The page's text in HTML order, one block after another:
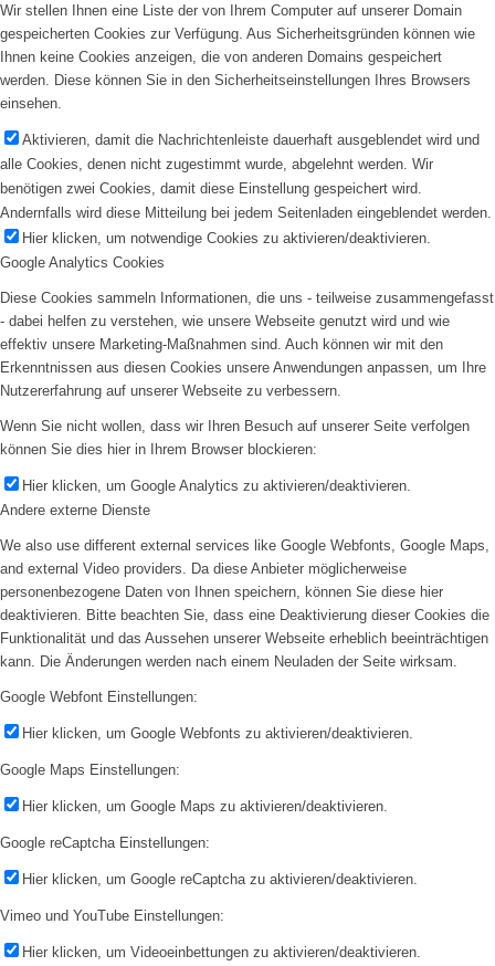
Wir stellen Ihnen eine Liste der von Ihrem Computer auf unserer Domain
gespeicherten Cookies zur Verfügung. Aus Sicherheitsgründen können wie
Ihnen keine Cookies anzeigen, die von anderen Domains gespeichert
werden. Diese können Sie in den Sicherheitseinstellungen Ihres Browsers
einsehen.
Aktivieren, damit die Nachrichtenleiste dauerhaft ausgeblendet wird und
alle Cookies, denen nicht zugestimmt wurde, abgelehnt werden. Wir
benötigen zwei Cookies, damit diese Einstellung gespeichert wird.
Andernfalls wird diese Mitteilung bei jedem Seitenladen eingeblendet werden.
Hier klicken, um notwendige Cookies zu aktivieren/deaktivieren.
Google Analytics Cookies
Diese Cookies sammeln Informationen, die uns - teilweise zusammengefasst
- dabei helfen zu verstehen, wie unsere Webseite genutzt wird und wie
effektiv unsere Marketing-Maßnahmen sind. Auch können wir mit den
Erkenntnissen aus diesen Cookies unsere Anwendungen anpassen, um Ihre
Nutzererfahrung auf unserer Webseite zu verbessern.
Wenn Sie nicht wollen, dass wir Ihren Besuch auf unserer Seite verfolgen
können Sie dies hier in Ihrem Browser blockieren:
Hier klicken, um Google Analytics zu aktivieren/deaktivieren.
Andere externe Dienste
We also use different external services like Google Webfonts, Google Maps,
and external Video providers. Da diese Anbieter möglicherweise
personenbezogene Daten von Ihnen speichern, können Sie diese hier
deaktivieren. Bitte beachten Sie, dass eine Deaktivierung dieser Cookies die
Funktionalität und das Aussehen unserer Webseite erheblich beeinträchtigen
kann. Die Änderungen werden nach einem Neuladen der Seite wirksam.
Google Webfont Einstellungen:
Hier klicken, um Google Webfonts zu aktivieren/deaktivieren.
Google Maps Einstellungen:
Hier klicken, um Google Maps zu aktivieren/deaktivieren.
Google reCaptcha Einstellungen:
Hier klicken, um Google reCaptcha zu aktivieren/deaktivieren.
Vimeo und YouTube Einstellungen:
Hier klicken, um Videoeinbettungen zu aktivieren/deaktivieren.